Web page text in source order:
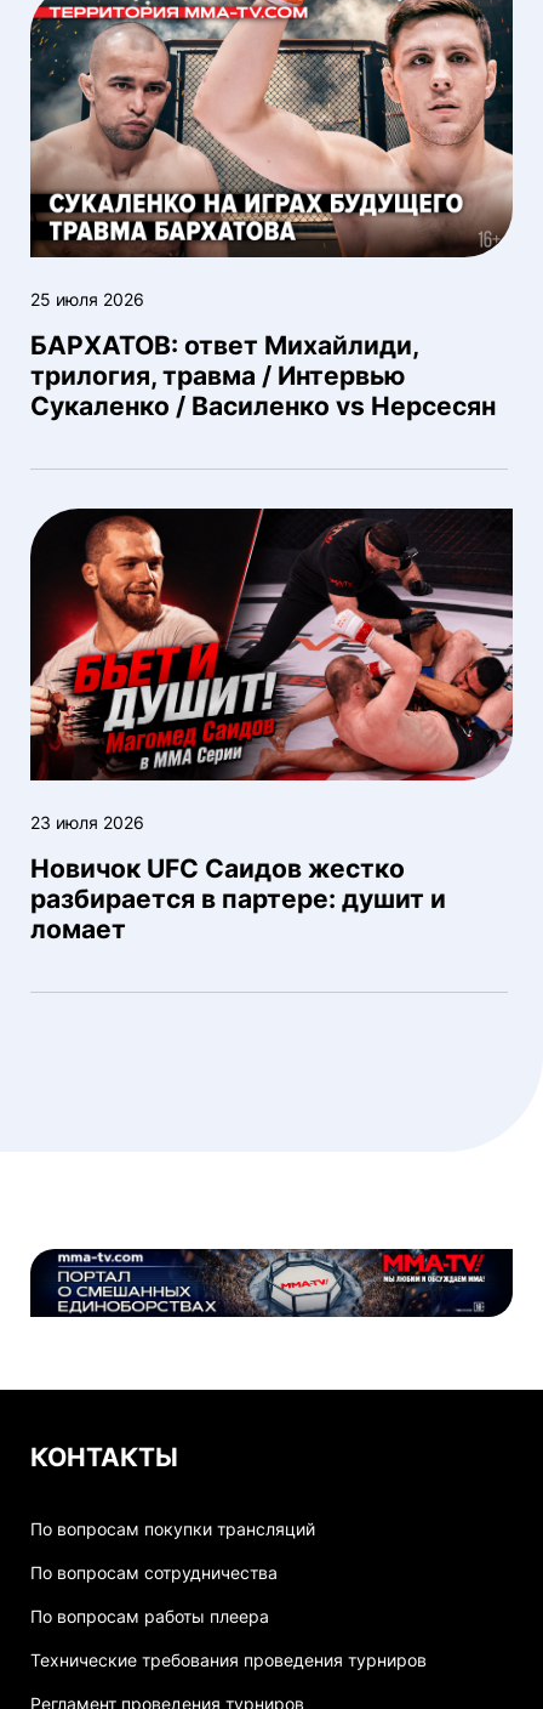
25 июля 2026
БАРХАТОВ: ответ Михайлиди,
трилогия, травма / Интервью
Сукаленко / Василенко vs Нерсесян
23 июля 2026
Новичок UFC Саидов жестко
разбирается в партере: душит и
ломает
КОНТАКТЫ
По вопросам покупки трансляций
По вопросам сотрудничества
По вопросам работы плеера
Технические требования проведения турниров
Регламент проведения турниров